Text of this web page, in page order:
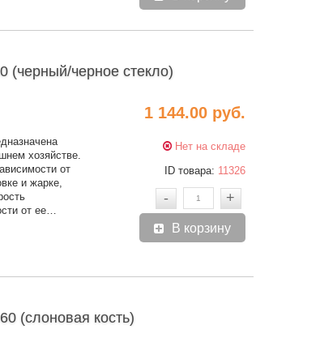
(черный/черное стекло)
1 144.00 руб.
хозяйстве.
от
и жарке,
от ее…
Нет на складе
ID товара: 11326
- +
В корзину
(слоновая кость)